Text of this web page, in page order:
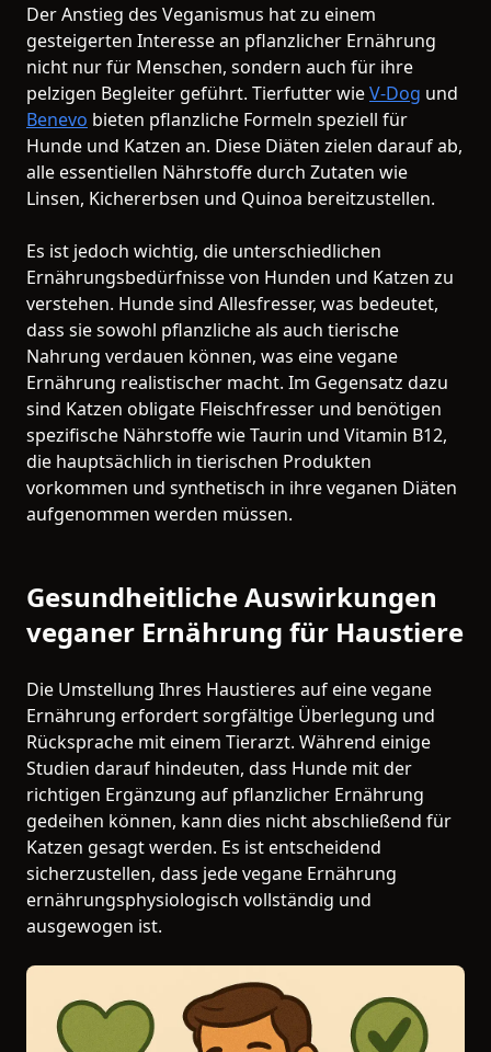
Der Anstieg des Veganismus hat zu einem
gesteigerten Interesse an pflanzlicher Ernährung
nicht nur für Menschen, sondern auch für ihre
pelzigen Begleiter geführt. Tierfutter wieV-Dog und
Benevo bieten pflanzliche Formeln speziell für
Hunde und Katzen an. Diese Diäten zielen darauf ab,
alle essentiellen Nährstoffe durch Zutaten wie
Linsen, Kichererbsen und Quinoa bereitzustellen.
Es ist jedoch wichtig, die unterschiedlichen
Ernährungsbedürfnisse von Hunden und Katzen zu
verstehen. Hunde sind Allesfresser, was bedeutet,
dass sie sowohl pflanzliche als auch tierische
Nahrung verdauen können, was eine vegane
Ernährung realistischer macht. Im Gegensatz dazu
sind Katzen obligate Fleischfresser und benötigen
spezifische Nährstoffe wie Taurin und Vitamin B12,
die hauptsächlich in tierischen Produkten
vorkommen und synthetisch in ihre veganen Diäten
aufgenommen werden müssen.
Gesundheitliche Auswirkungen
veganer Ernährung für Haustiere
Die Umstellung Ihres Haustieres auf eine vegane
Ernährung erfordert sorgfältige Überlegung und
Rücksprache mit einem Tierarzt. Während einige
Studien darauf hindeuten, dass Hunde mit der
richtigen Ergänzung auf pflanzlicher Ernährung
gedeihen können, kann dies nicht abschließend für
Katzen gesagt werden. Es ist entscheidend
sicherzustellen, dass jede vegane Ernährung
ernährungsphysiologisch vollständig und
ausgewogen ist.